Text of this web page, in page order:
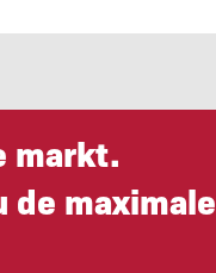
markt.
de maximale